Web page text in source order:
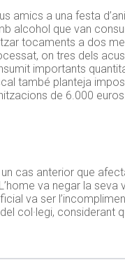
a una festa
que van
tocaments a dos
on tres dels
importants
també planteja
de 6.000
cas anterior que
va negar la
va ser
col·legi, considerant